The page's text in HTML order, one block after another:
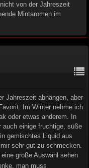
von der Jahreszeit
Mintaromen im
Jahreszeit abhängen, aber
Im Winter nehme ich
oder etwas anderem. In
auch einige fruchtige, süße
gemischtes Liquid aus
sehr gut zu schmecken.
große Auswahl sehen
man muss